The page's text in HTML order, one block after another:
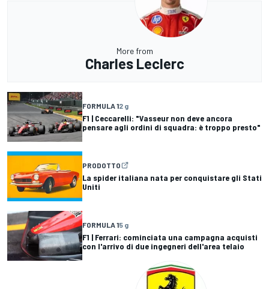
More from
Charles Leclerc
FORMULA 12 g
F1 | Ceccarelli: "Vasseur non deve ancora
pensare agli ordini di squadra: è troppo presto"
PRODOTTO
La spider italiana nata per conquistare gli Stati
Uniti
FORMULA 15 g
F1 | Ferrari: cominciata una campagna acquisti
con l'arrivo di due ingegneri dell'area telaio